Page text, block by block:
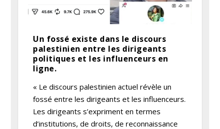
Un fossé existe dans le discours
palestinien entre les dirigeants
politiques et les influenceurs en
ligne.
« Le discours palestinien actuel révèle un
fossé entre les dirigeants et les influenceurs.
Les dirigeants s’expriment en termes
d’institutions, de droits, de reconnaissance